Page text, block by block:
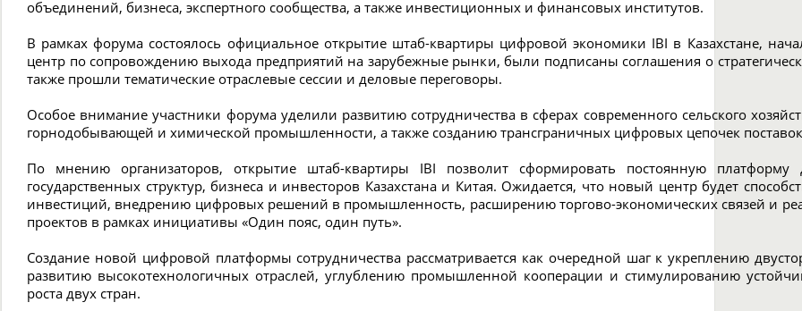
объединений, бизнеса, экспертного сообщества, а также инвестиционных и финансовых институтов.
В рамках форума состоялось официальное открытие штаб-квартиры цифровой экономики IBI в Казахстане,
центр по сопровождению выхода предприятий на зарубежные рынки, были подписаны соглашения о
также прошли тематические отраслевые сессии и деловые переговоры.
Особое внимание участники форума уделили развитию сотрудничества в сферах современного сельского
горнодобывающей и химической промышленности, а также созданию трансграничных цифровых цепочек
По мнению организаторов, открытие штаб-квартиры IBI позволит сформировать постоянную платформу
государственных структур, бизнеса и инвесторов Казахстана и Китая. Ожидается, что новый центр будет
инвестиций, внедрению цифровых решений в промышленность, расширению торгово-экономических связей и
проектов в рамках инициативы «Один пояс, один путь».
Создание новой цифровой платформы сотрудничества рассматривается как очередной шаг к укреплению
развитию высокотехнологичных отраслей, углублению промышленной кооперации и стимулированию
роста двух стран.